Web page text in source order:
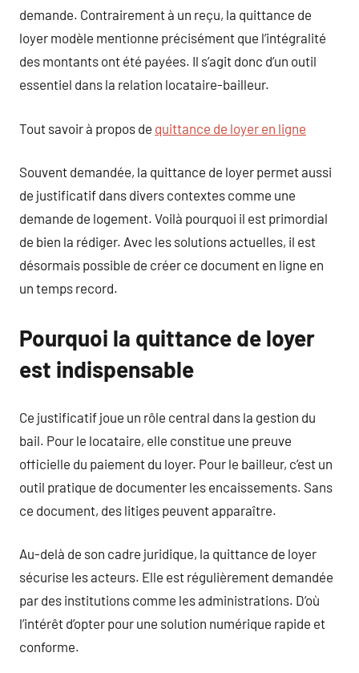
demande. Contrairement à un reçu, la quittance de
loyer modèle mentionne précisément que l’intégralité
des montants ont été payées. Il s’agit donc d’un outil
essentiel dans la relation locataire-bailleur.
Tout savoir à propos de quittance de loyer en ligne
Souvent demandée, la quittance de loyer permet aussi
de justificatif dans divers contextes comme une
demande de logement. Voilà pourquoi il est primordial
de bien la rédiger. Avec les solutions actuelles, il est
désormais possible de créer ce document en ligne en
un temps record.
Pourquoi la quittance de loyer
est indispensable
Ce justificatif joue un rôle central dans la gestion du
bail. Pour le locataire, elle constitue une preuve
officielle du paiement du loyer. Pour le bailleur, c’est un
outil pratique de documenter les encaissements. Sans
ce document, des litiges peuvent apparaître.
Au-delà de son cadre juridique, la quittance de loyer
sécurise les acteurs. Elle est régulièrement demandée
par des institutions comme les administrations. D’où
l’intérêt d’opter pour une solution numérique rapide et
conforme.